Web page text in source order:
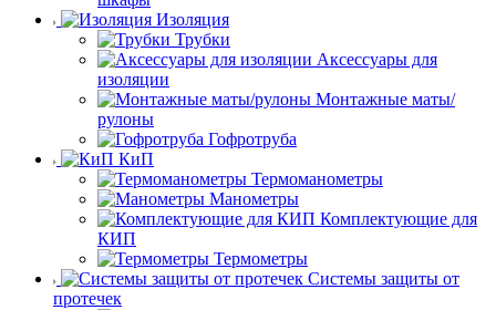
Изоляция
Трубки
Аксессуары для
изоляции
Монтажные маты/
рулоны
Гофротруба
КиП
Термоманометры
Манометры
Комплектующие для
КИП
Термометры
Системы защиты от
протечек